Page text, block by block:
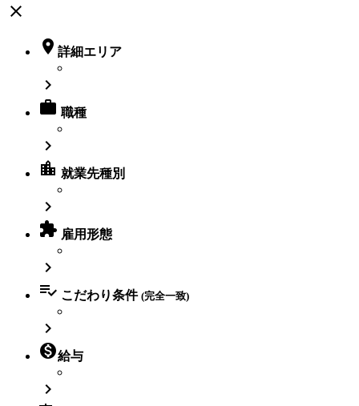
close
 詳細エリア

 職種

location_city 就業先種別

 雇用形態

 こだわり条件 (完全一致)

給与
